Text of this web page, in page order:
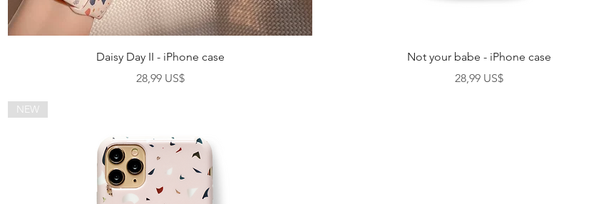
Vista rápida
Daisy Day II - iPhone case
Precio
28,99 US$
Vista rápida
Not your babe - iPhone case
Precio
28,99 US$
NEW